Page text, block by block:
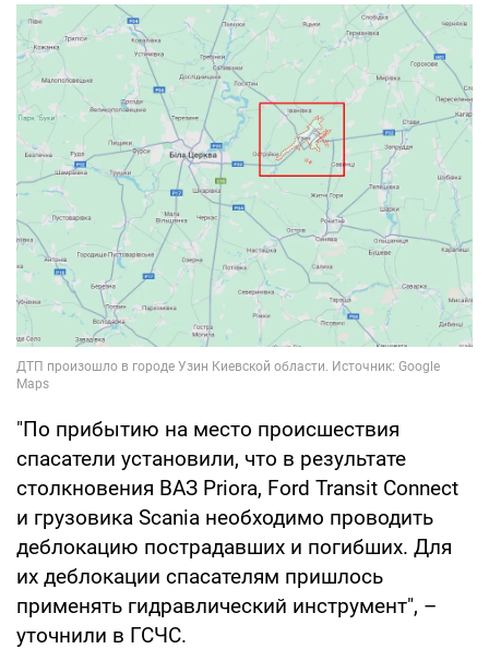
"По прибытию на место происшествия
спасатели установили, что в результате
столкновения ВАЗ Priora, Ford Transit Connect
и грузовика Scania необходимо проводить
деблокацию пострадавших и погибших. Для
их деблокации спасателям пришлось
применять гидравлический инструмент", –
уточнили в ГСЧС.